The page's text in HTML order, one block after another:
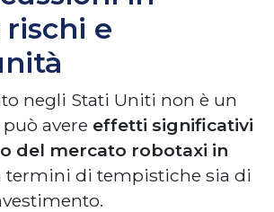
rischi e
negli Stati Uniti non è un
avere effetti significativi
del mercato robotaxi in
termini di tempistiche sia di